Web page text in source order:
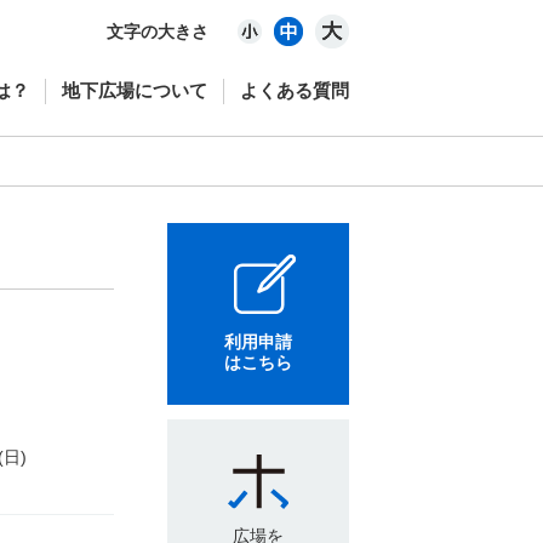
文字の大きさ
？ 地下広場について よくある質問
)
利用申請
はこちら
広場を